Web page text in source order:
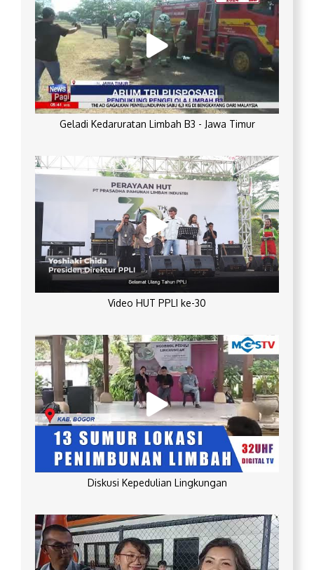
Geladi Kedaruratan Limbah B3 - Jawa Timur
Video HUT PPLI ke-30
Diskusi Kepedulian Lingkungan